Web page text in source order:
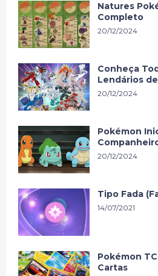
Natures
Completo
20/12/2024
Conheça
Lendários
20/12/2024
Pokémon
20/12/2024
Tipo Fada
14/07/2021
Pokémon
Cartas